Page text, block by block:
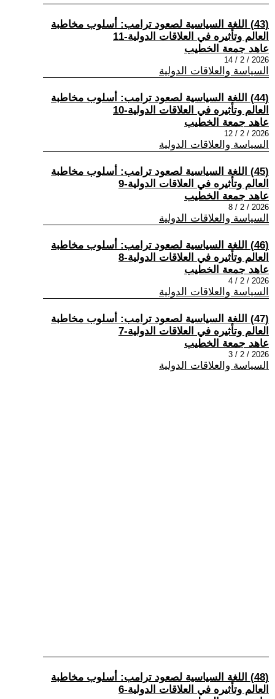
(43) اللغة السياسية لصعود ترامب: أسلوب مخاطبة
العالم وتأثيره في العلاقات الدولية-11
عاهد جمعة الخطيب
2026 / 2 / 14
السياسة والعلاقات الدولية
(44) اللغة السياسية لصعود ترامب: أسلوب مخاطبة
العالم وتأثيره في العلاقات الدولية-10
عاهد جمعة الخطيب
2026 / 2 / 12
السياسة والعلاقات الدولية
(45) اللغة السياسية لصعود ترامب: أسلوب مخاطبة
العالم وتأثيره في العلاقات الدولية-9
عاهد جمعة الخطيب
2026 / 2 / 8
السياسة والعلاقات الدولية
(46) اللغة السياسية لصعود ترامب: أسلوب مخاطبة
العالم وتأثيره في العلاقات الدولية-8
عاهد جمعة الخطيب
2026 / 2 / 4
السياسة والعلاقات الدولية
(47) اللغة السياسية لصعود ترامب: أسلوب مخاطبة
العالم وتأثيره في العلاقات الدولية-7
عاهد جمعة الخطيب
2026 / 2 / 3
السياسة والعلاقات الدولية
(48) اللغة السياسية لصعود ترامب: أسلوب مخاطبة
العالم وتأثيره في العلاقات الدولية-6